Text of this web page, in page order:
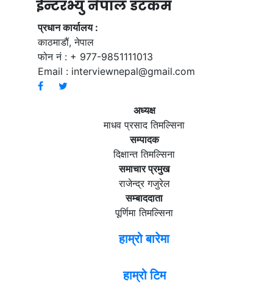
ईन्टरभ्यु नेपाल डटकम
प्रधान कार्यालय :
काठमाडौं, नेपाल
फोन नं : + 977-9851111013
Email : interviewnepal@gmail.com
अध्यक्ष
माधव प्रसाद तिमल्सिना
सम्पादक
दिक्षान्त तिमल्सिना
समाचार प्रमुख
राजेन्द्र गजुरेल
सम्बाददाता
पूर्णिमा तिमल्सिना
हाम्रो बारेमा
हाम्रो टिम